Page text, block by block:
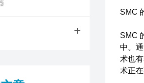
SMC
SMC
中。
术也
术正